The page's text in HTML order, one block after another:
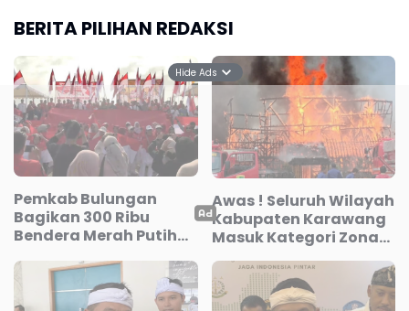
BERITA PILIHAN REDAKSI
Pemkab Bulungan
Bagikan 300 Ribu
Bendera Merah Putih
Awas ! Seluruh Wilayah
Kabupaten Karawang
Masuk Kategori Zona
Kuning Kebakaran
Berdasarkan
Penyusunan RISPK
Hide Ads